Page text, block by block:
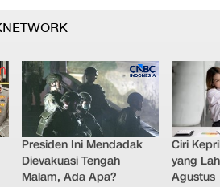
Presiden Ini Mendadak
Dievakuasi Tengah
Malam, Ada Apa?
Ciri
yang
Agustus